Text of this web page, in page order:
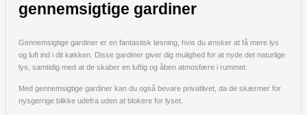
gennemsigtige gardiner
Gennemsigtige gardiner er en fantastisk løsning, hvis du ønsker at få mere lys
og luft ind i dit køkken. Disse gardiner giver dig mulighed for at nyde det naturlige
lys, samtidig med at de skaber en luftig og åben atmosfære i rummet.
Med gennemsigtige gardiner kan du også bevare privatlivet, da de skærmer for
nysgerrige blikke udefra uden at blokere for lyset.